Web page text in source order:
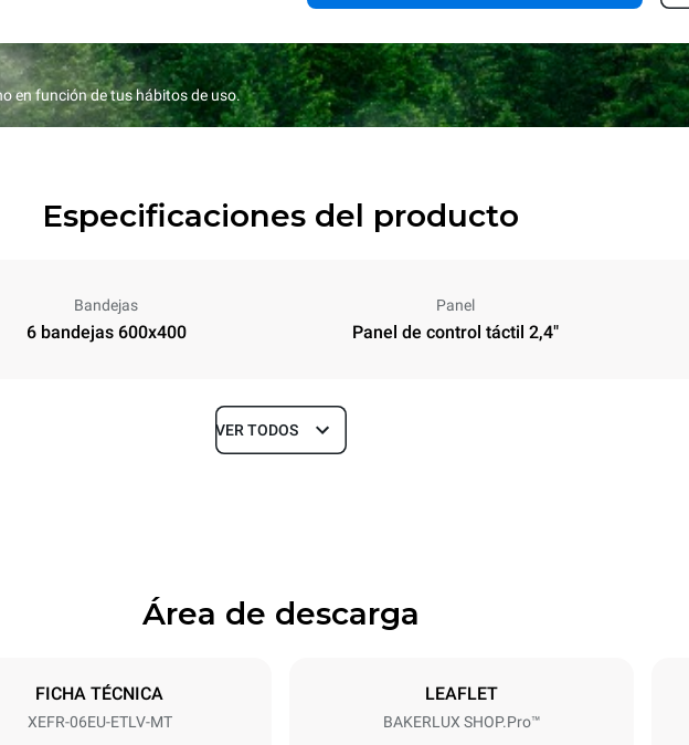
en función de tus hábitos de uso.
Especificaciones del producto
Bandejas
6 bandejas 600x400
Panel
Panel de control táctil 2,4"
Profundidad
Tamaño de la bandeja
VER TODOS
Área de descarga
FICHA TÉCNICA
XEFR-06EU-ETLV-MT
LEAFLET
BAKERLUX SHOP.Pro™